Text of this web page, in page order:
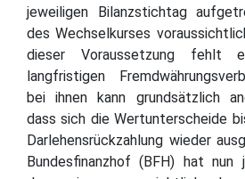
jeweiligen Bilanzstichtag
des Wechselkurses
dieser Voraussetzung fehlt
langfristigen
bei ihnen kann grundsätzlich
dass sich die Wertunterscheide
Darlehensrückzahlung wieder
Bundesfinanzhof (BFH) hat nun